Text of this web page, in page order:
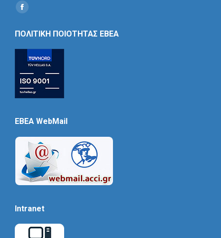
Find us on:
Social
ΠΟΛΙΤΙΚΗ ΠΟΙΟΤΗΤΑΣ ΕΒΕΑ
EBEA WebMail
Intranet